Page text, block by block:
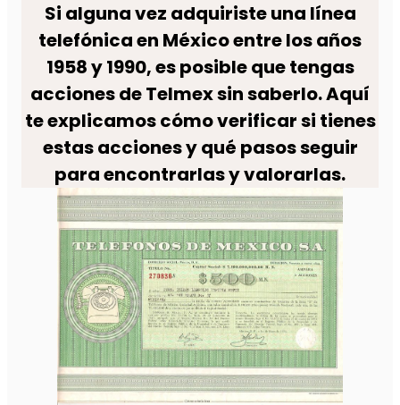
Si alguna vez adquiriste una línea
telefónica en México entre los años
1958 y 1990, es posible que tengas
acciones de Telmex sin saberlo. Aquí
te explicamos cómo verificar si tienes
estas acciones y qué pasos seguir
para encontrarlas y valorarlas.